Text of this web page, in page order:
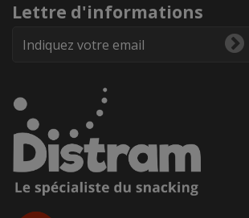
Lettre d'informations